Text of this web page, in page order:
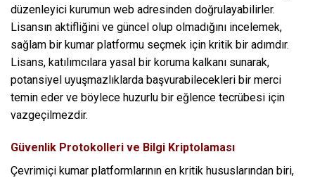
düzenleyici kurumun web adresinden doğrulayabilirler.
Lisansın aktifliğini ve güncel olup olmadığını incelemek,
sağlam bir kumar platformu seçmek için kritik bir adımdır.
Lisans, katılımcılara yasal bir koruma kalkanı sunarak,
potansiyel uyuşmazlıklarda başvurabilecekleri bir merci
temin eder ve böylece huzurlu bir eğlence tecrübesi için
vazgeçilmezdir.
Güvenlik Protokolleri ve Bilgi Kriptolaması
Çevrimiçi kumar platformlarının en kritik hususlarından biri,